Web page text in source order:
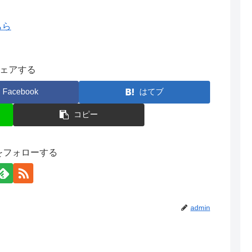
アする
Facebook はてブ
コピー
フォローする
admin